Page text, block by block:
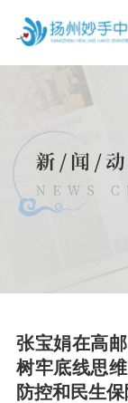
张宝娟在高
树牢底线思
防控和民生